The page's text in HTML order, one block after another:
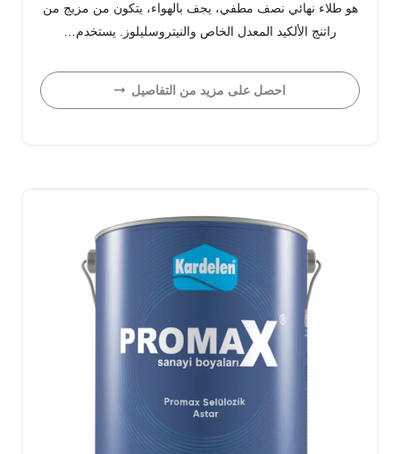
هو طلاء نهائي نصف مطفي، يجف بالهواء، يتكون من مزيج من
راتنج الألكيد المعدل الخاص والنيتروسليلوز. يستخدم…
احصل على مزيد من التفاصيل